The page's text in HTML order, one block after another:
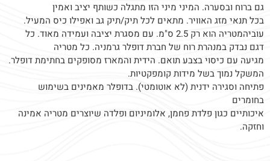
גם ברוח ובסערה. המיני מיני הזו מתגלה כשותף יציב ואמין
בכל תנאי מזג האוויר. מתאים לכל תיק/תיק גב ואפילו כיס המעיל.
עוביהמטריה הוא רק 2.5 ס"מ. עם מסגרת יציבה ועמידה מאוד. כל
דגם נבדק במנהרת רוח של חברת דופלר גרמניה. כל מטריה
מגיעה עם כיסוי בצבע תואם. הידית והמארז מסופקים בחתימת דופלר.
המשקל נמוך בשל מידות קומפקטיות.
פתיחה וסגירה ידנית (לא אוטומטי). בדופלר מאמינים בשימוש
בחומרים
איכותיים כגון פלדת פחמן, אלומיניום ופלדה שיוצרים מטריה אמינה
וחזקה.